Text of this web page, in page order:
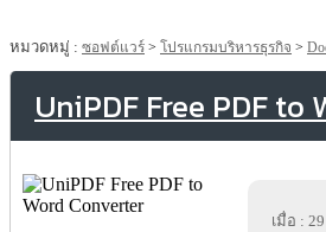
หมวดหมู่ : ซอฟต์แวร์ > โปรแกรมบริหารธุรกิจ >
UniPDF Free PDF to
เมื่อ :